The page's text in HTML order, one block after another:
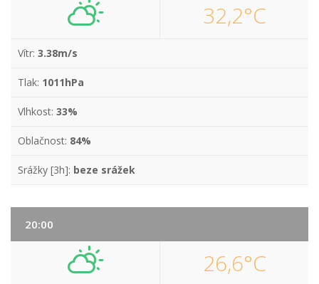
32,2°C
Vítr: 3.38m/s
Tlak: 1011hPa
Vlhkost: 33%
Oblačnost: 84%
Srážky [3h]: beze srážek
20:00
26,6°C